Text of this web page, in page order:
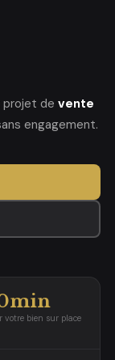
projet de vente
engagement.
votre bien sur place